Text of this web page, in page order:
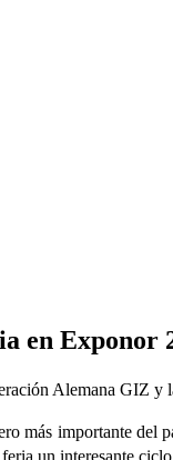
en Exponor
Alemana GIZ y
más importante del
un interesante